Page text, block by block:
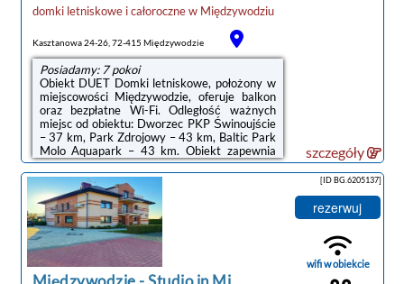
domki letniskowe i całorocznew Międzywodziu
Kasztanowa 24-26, 72-415 Międzywodzie
Posiadamy: 7 pokoi
Obiekt DUET Domki letniskowe, położony w
miejscowości Międzywodzie, oferuje balkon
oraz bezpłatne Wi-Fi. Odległość ważnych
miejsc od obiektu: Dworzec PKP Świnoujście
– 37 km, Park Zdrojowy – 43 km, Baltic Park
Molo Aquapark – 43 km. Obiekt zapewnia
ogród oraz bezpłatny prywatny parking. W
okolicy w odległości 300 m znajduje się Plaża
w Międzywodziu.W domu wakacyjnym
zapewniono taras, kilka sypialni (2), salon z
telewizorem z płaskim ekranem, aneks
kuchenny ze standardowym wyposażeniem,
takim jak lodówka i płyta kuchenna, a także
łazienkę (1) z prysznicem. Goście ...
szczegóły
[ID BG.6205137]
rezerwuj
wifi w obiekcie